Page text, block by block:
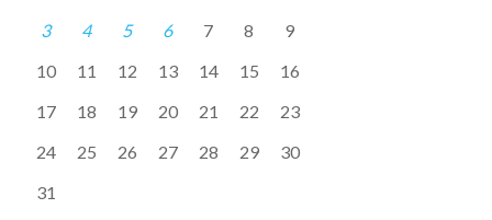
3
4 5 6 7 8
9
10
11 12 13 14 15
16
17
18 19 20 21 22
23
24
25 26 27 28 29
30
31